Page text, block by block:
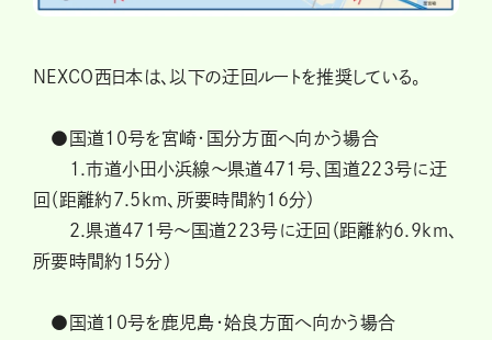
NEXCO西日本は、以下の迂回ルートを推奨している。
●国道10号を宮崎・国分方面へ向かう場合
1.市道小田小浜線～県道471号、国道223号に迂
回（距離約7.5km、所要時間約16分）
2.県道471号～国道223号に迂回（距離約6.9km、
所要時間約15分）
●国道10号を鹿児島・姶良方面へ向かう場合